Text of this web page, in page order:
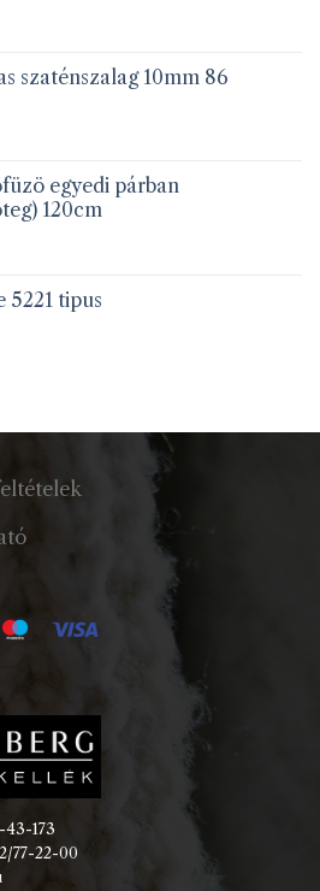
szaténszalag 10mm 86
egyedi párban
120cm
5221 tipus
173
77-22-00